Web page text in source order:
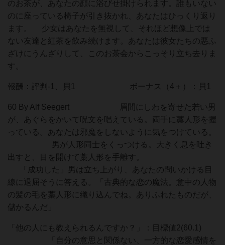
のお茶が、あなたの顔に浴びせ掛けられます。誰もいない
のに座っている椅子が引き抜かれ、あなたはひっくり返り
ます。 少女はあなたを無視して、それほど想像上では
ない友達と紅茶を飲み続けます。あなたは彼女たちの悪ふ
ざけにうんざりして、このお茶会からこっそり立ち去りま
す。
報酬：評判-1、貝1 ボーナス（4＋）：貝1
60 By Alf Seegert 眉間にしわを寄せた若い男
が、あぐらをかいて呪文を唱えている。両手に藁人形を握
っている。あなたは邪魔をしないように気をつけている。
男が人形同士をくっつける。大きく息を吐き
出すと、目を開けて藁人形を手離す。
「成功した」男は立ち上がり、あなたの問いかける目
線に退屈そうに答える。「古典的な恋の魔法。意中の人物
の髪の毛を藁人形に織り込んでね。ありふれたものだが、
儲かるんだ」
「他の人にも教えられるんですか？」：目標値2(60.1)
「自分の意思と関係ない、一方的な恋愛感情を